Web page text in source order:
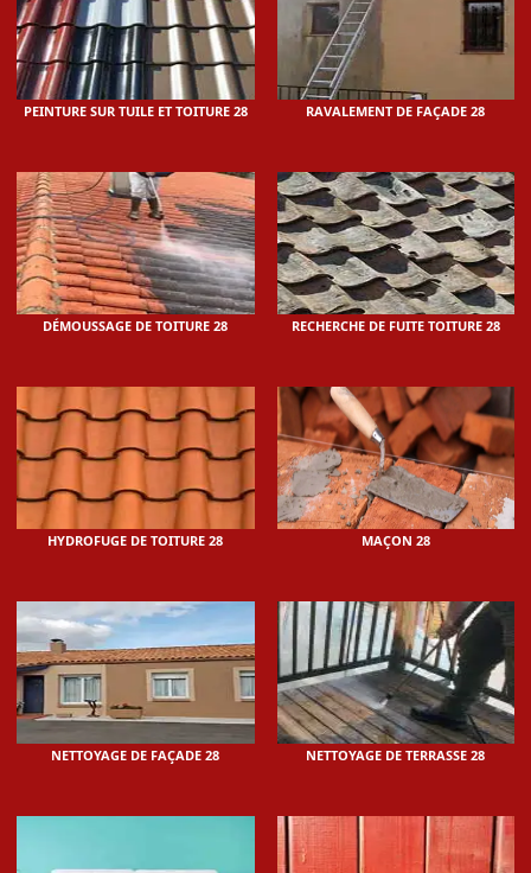
PEINTURE SUR TUILE ET TOITURE 28 RAVALEMENT DE FAÇADE 28
DÉMOUSSAGE DE TOITURE 28 RECHERCHE DE FUITE TOITURE 28
HYDROFUGE DE TOITURE 28 MAÇON 28
NETTOYAGE DE FAÇADE 28 NETTOYAGE DE TERRASSE 28